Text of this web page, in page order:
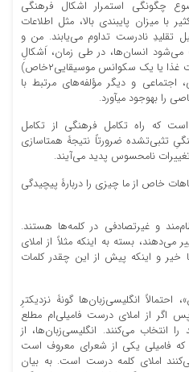
چگونگی استمرار اشکال فرهنگی
با میزان پایبندی بالا، مثل اطلاعات
تقلیدِ نادرست تداوم می‏‌یابند. من و
می‌‏شود انسان‏‌ها، در طی زمان، اَشکالِ
تکرارشونده و مشابه (مثل دستور پخت غذا یا یک سکوانس موسیقایی۲خاص)
اجتماعی و دیگر مؤلفه‏‌های مرتبط با
را به‏وجود می‏آورد.
که راه تکامل فرهنگی از تکامل
تثبی‌ت‏شده ضرورتاً نتیجۀ همتا‏سازی
نامحسوس پدید می‏‌آیند.
خاص از ما چیزی را دربارۀ پیچیدگی
و غیرتصادفی در کلمه‌ها هستند.
می‏‌دهند، بسته به اینکه مثلاً از املای
خیر و اینکه پیش از این چقدر کلمات
احتمالاً انگلیسی‌‏زبان‏‌ها گونۀ نزدیک‏ترِ
اگر از املای درست فامیلی‏‌ام مطلع
را انتخاب می‌‏کنند. انگلیسی‏‌زبان‏‌ها، از
که فامیلی یکی از شعرای معروف است
املای کلمه درست است. به بیان